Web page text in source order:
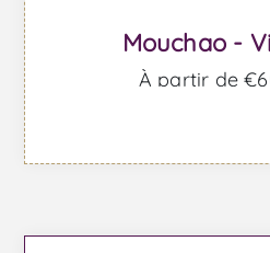
Mouchao -
À partir de